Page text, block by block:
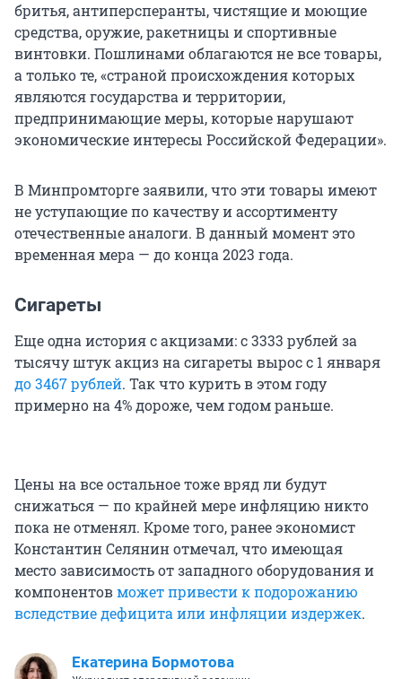
бритья, антиперсперанты, чистящие и моющие
средства, оружие, ракетницы и спортивные
винтовки. Пошлинами облагаются не все товары,
а только те, «страной происхождения которых
являются государства и территории,
предпринимающие меры, которые нарушают
экономические интересы Российской Федерации».
В Минпромторге заявили, что эти товары имеют
не уступающие по качеству и ассортименту
отечественные аналоги. В данный момент это
временная мера — до конца 2023 года.
Сигареты
Еще одна история с акцизами: с 3333 рублей за
тысячу штук акциз на сигареты вырос с 1 января
до 3467 рублей. Так что курить в этом году
примерно на 4% дороже, чем годом раньше.
Цены на все остальное тоже вряд ли будут
снижаться — по крайней мере инфляцию никто
пока не отменял. Кроме того, ранее экономист
Константин Селянин отмечал, что имеющая
место зависимость от западного оборудования и
компонентовможет привести к подорожанию
вследствие дефицита или инфляции издержек.
Екатерина Бормотова